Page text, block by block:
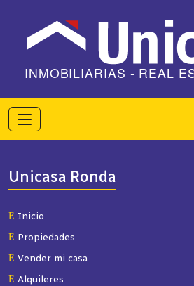
Unicasa Ronda
Inicio
Propiedades
Vender mi casa
Alquileres